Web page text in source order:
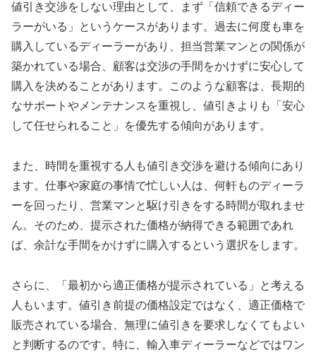
値引き交渉をしない理由として、まず「信頼できるディー
ラーがいる」というケースがあります。過去に何度も車を
購入しているディーラーがあり、担当営業マンとの関係が
築かれている場合、顧客は交渉の手間をかけずに安心して
購入を決めることがあります。このような顧客は、長期的
なサポートやメンテナンスを重視し、値引きよりも「安心
して任せられること」を優先する傾向があります。
また、時間を重視する人も値引き交渉を避ける傾向にあり
ます。仕事や家庭の事情で忙しい人は、何軒ものディーラ
ーを回ったり、営業マンと駆け引きをする時間が取れませ
ん。そのため、提示された価格が納得できる範囲であれ
ば、余計な手間をかけずに購入するという選択をします。
さらに、「最初から適正価格が提示されている」と考える
人もいます。値引き前提の価格設定ではなく、適正価格で
販売されている場合、無理に値引きを要求しなくてもよい
と判断するのです。特に、輸入車ディーラーなどではワン